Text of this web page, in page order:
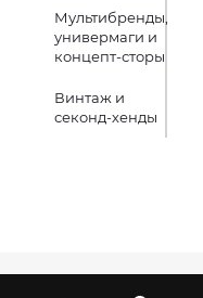
Мультибренды,
универмаги и
концепт-сторы
Винтаж и
секонд-хенды